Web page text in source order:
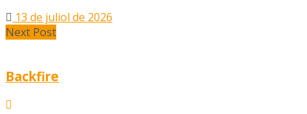
13 de juliol de 2026
Next Post
Backfire